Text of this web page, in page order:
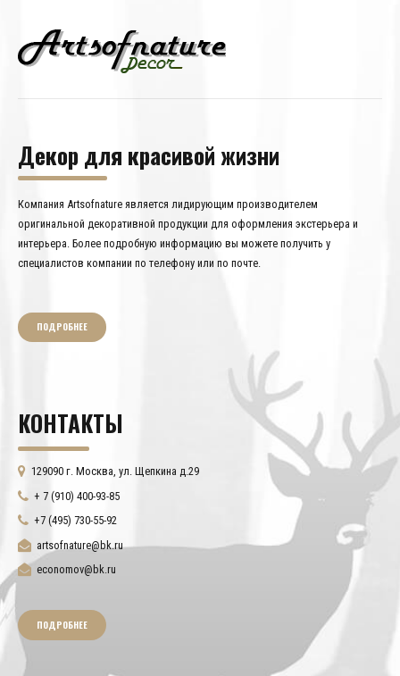
Декор для красивой жизни
Компания Artsofnature является лидирующим производителем
оригинальной декоративной продукции для оформления экстерьера и
интерьера. Более подробную информацию вы можете получить у
специалистов компании по телефону или по почте.
ПОДРОБНЕЕ
КОНТАКТЫ
129090 г. Москва, ул. Щепкина д.29
+ 7 (910) 400-93-85
+7 (495) 730-55-92
artsofnature@bk.ru
economov@bk.ru
ПОДРОБНЕЕ